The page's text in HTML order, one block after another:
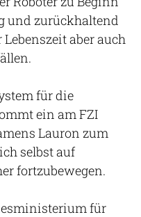
und zurückhaltend
aber auch
für die
ein am FZI
Lauron zum
selbst auf
fortzubewegen.
für